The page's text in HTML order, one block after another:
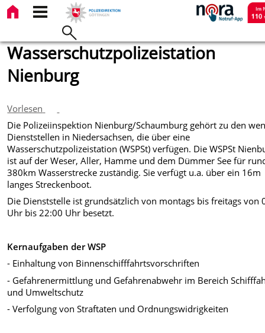
Wasserschutzpolizeistation
Nienburg
Vorlesen
Die Polizeiinspektion Nienburg/Schaumburg gehört zu den
Dienststellen in Niedersachsen, die über eine
Wasserschutzpolizeistation (WSPSt) verfügen. Die WSPSt
ist auf der Weser, Aller, Hamme und dem Dümmer See für
380km Wasserstrecke zuständig. Sie verfügt u.a. über ein 16m
langes Streckenboot.
Die Dienststelle ist grundsätzlich von montags bis freitags von
Uhr bis 22:00 Uhr besetzt.
Kernaufgaben der WSP
- Einhaltung von Binnenschifffahrtsvorschriften
- Gefahrenermittlung und Gefahrenabwehr im Bereich
und Umweltschutz
- Verfolgung von Straftaten und Ordnungswidrigkeiten